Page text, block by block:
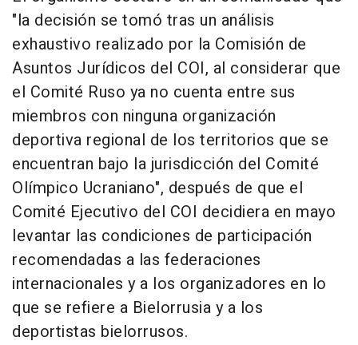
"la decisión se tomó tras un análisis
exhaustivo realizado por la Comisión de
Asuntos Jurídicos del COI, al considerar que
el Comité Ruso ya no cuenta entre sus
miembros con ninguna organización
deportiva regional de los territorios que se
encuentran bajo la jurisdicción del Comité
Olímpico Ucraniano", después de que el
Comité Ejecutivo del COI decidiera en mayo
levantar las condiciones de participación
recomendadas a las federaciones
internacionales y a los organizadores en lo
que se refiere a Bielorrusia y a los
deportistas bielorrusos.